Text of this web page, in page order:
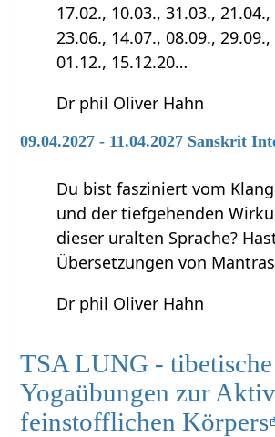
17.02., 10.03., 31.03.,
23.06., 14.07., 08.09.,
01.12., 15.12.20…
Dr phil Oliver Hahn
09.04.2027 - 11.04.2027 Sanskrit
Du bist fasziniert vom
und der tiefgehenden
dieser uralten Sprache?
Übersetzungen von
Dr phil Oliver Hahn
TSA LUNG - tibetische
Yogaübungen zur
feinstofflichen Körpers